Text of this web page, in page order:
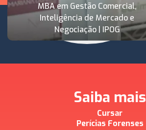
MBA em Gestão Comercial,
Inteligência de Mercado e
Negociação | IPOG
Saiba mais
Cursar
Perícias Forenses